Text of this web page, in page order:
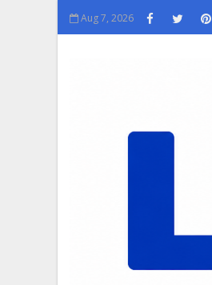
Aug 7, 2026